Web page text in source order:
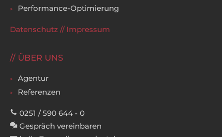
Performance-Optimierung
Datenschutz // Impressum
ÜBER UNS
Agentur
Referenzen
0251 / 590 644 - 0
Gespräch vereinbaren